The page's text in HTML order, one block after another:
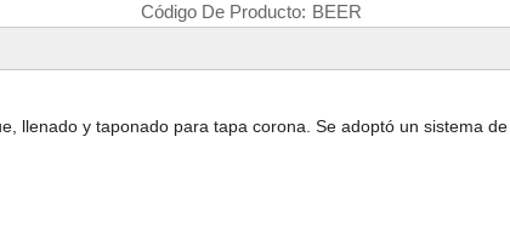
Código De Producto: BEER
llenado y taponado para tapa corona. Se adoptó un sistema